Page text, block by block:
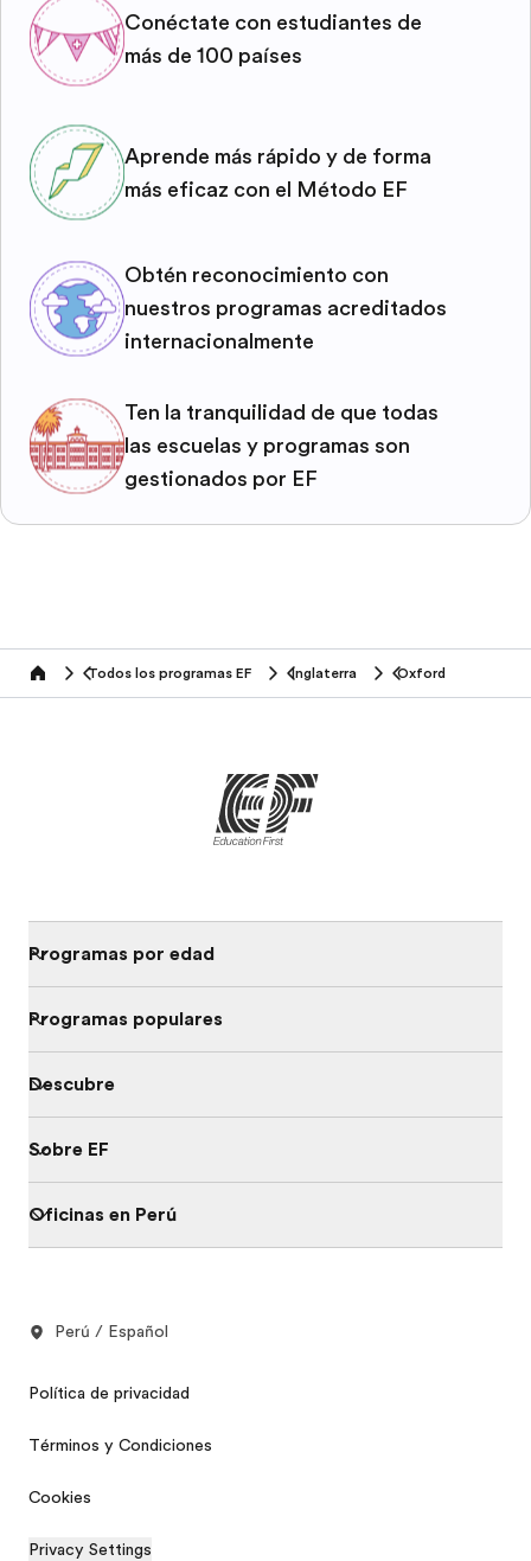
Conéctate con estudiantes de
más de 100 países
Aprende más rápido y de forma
más eficaz con el Método EF
Obtén reconocimiento con
nuestros programas acreditados
internacionalmente
Ten la tranquilidad de que todas
las escuelas y programas son
gestionados por EF
home Todos los programas EF Inglaterra Oxford
Programas por edad
Programas populares
Descubre
Sobre EF
Oficinas en Perú
Perú / Español
Política de privacidad
Términos y Condiciones
Cookies
Privacy Settings